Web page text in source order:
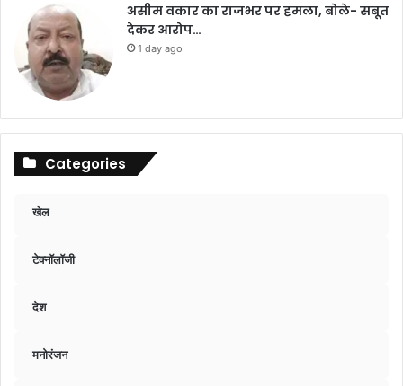
असीम वकार का राजभर पर हमला, बोले- सबूत
देकर आरोप…
1 day ago
Categories
खेल
टेक्नॉलॉजी
देश
मनोरंजन